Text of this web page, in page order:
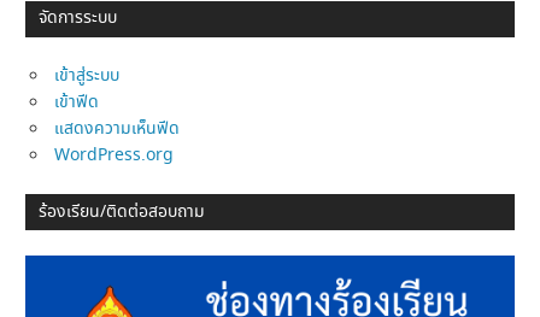
จัดการระบบ
เข้าสู่ระบบ
เข้าฟีด
แสดงความเห็นฟีด
WordPress.org
ร้องเรียน/ติดต่อสอบถาม